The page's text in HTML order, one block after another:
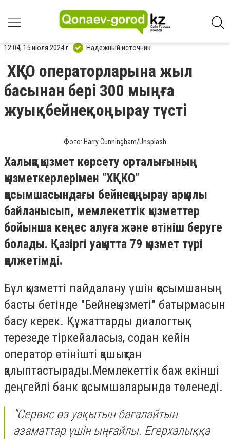
12:04, 15 июля 2024 г. Надежный источник
ХҚКО операторларына жыл
басынан бері 300 мыңға
жуықбейнеқоңырау түсті
Фото: Harry Cunningham/Unsplash
Халыққа қызмет көрсету орталығының
қызметкерлерімен "ХҚКО"
қосымшасындағы бейнеқоңырау арқылы
байланысып, мемлекеттік қызметтер
бойынша кеңес алуға және өтініш беруге
болады. Қазіргі уақытта 79 қызмет түрі
қолжетімді.
Бұл қызметті пайдалану үшін қосымшаның
басты бетінде "Бейнеқызметі" батырмасын
басу керек. Құжаттарды диалогтық
терезеде тіркейаласыз, содан кейін
оператор өтінішті қашықтан
қалыптастырады.Мемлекеттік баж екінші
деңгейлі банк қосымшаларында төленеді.
"Сервис өз уақытын бағалайтын
азаматтар үшін ыңғайлы. Егерхалыққа